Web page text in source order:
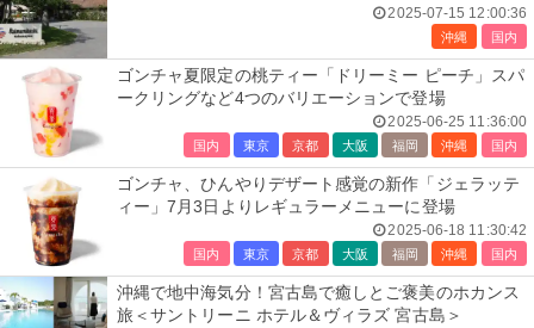
2025-07-15 12:00:36
沖縄 国内
ゴンチャ夏限定の桃ティー「ドリーミー ピーチ」スパ
ークリングなど4つのバリエーションで登場
2025-06-25 11:36:00
国内 東京 京都 大阪 福岡 沖縄 国内
ゴンチャ、ひんやりデザート感覚の新作「ジェラッテ
ィー」7月3日よりレギュラーメニューに登場
2025-06-18 11:30:42
国内 東京 京都 大阪 福岡 沖縄 国内
沖縄で地中海気分！宮古島で癒しとご褒美のホカンス
旅＜サントリーニ ホテル＆ヴィラズ 宮古島＞